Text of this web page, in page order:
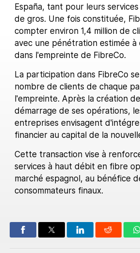
España, tant pour leurs
de gros. Une fois constituée,
compter environ 1,4 million de
avec une pénétration estimée à
dans l'empreinte de FibreCo.
La participation dans FibreCo
nombre de clients de chaque
l'empreinte. Après la création
démarrage de ses opérations,
entreprises envisagent
financier au capital de la
Cette transaction vise à
services à haut débit en fibre
marché espagnol, au bénéfice
consommateurs finaux.